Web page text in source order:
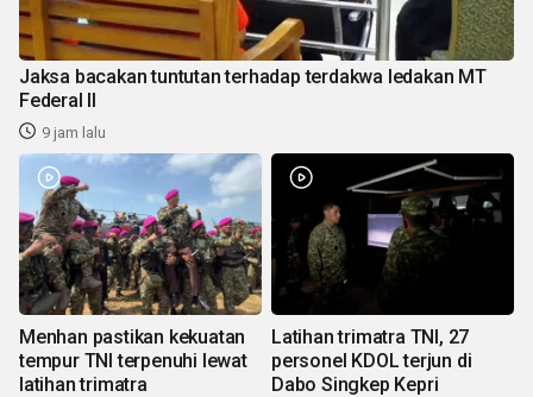
Jaksa bacakan tuntutan terhadap terdakwa ledakan MT
Federal II
9 jam lalu
Menhan pastikan kekuatan
tempur TNI terpenuhi lewat
latihan trimatra
Latihan trimatra TNI, 27
personel KDOL terjun di
Dabo Singkep Kepri